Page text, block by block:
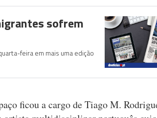
sofrem
feira em mais uma edição
ficou a cargo de Tiago M.